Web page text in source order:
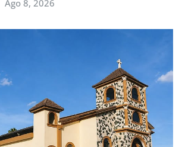
Ago 8, 2026